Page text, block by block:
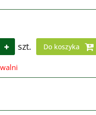
szt. Do koszyka